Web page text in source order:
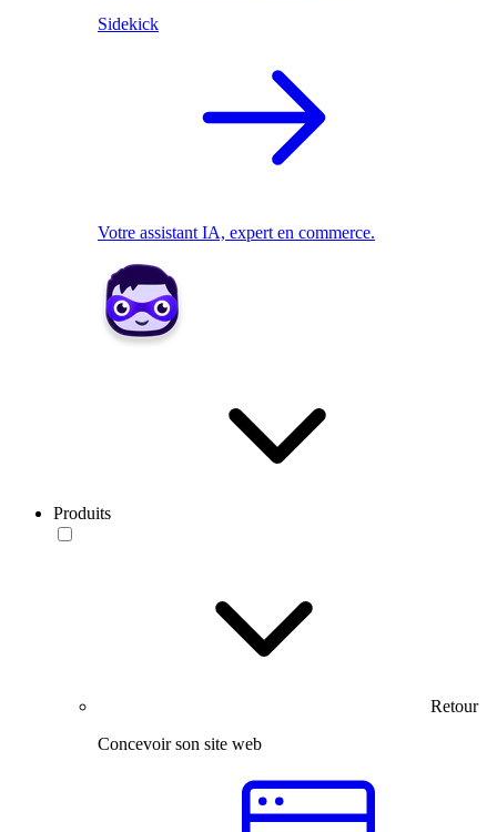
Sidekick
Votre assistant IA, expert en commerce.
Produits
Retour
Concevoir son site web